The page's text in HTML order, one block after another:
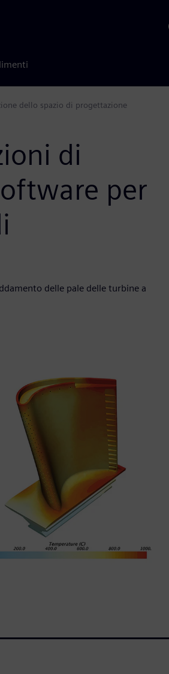
dello spazio di progettazione
di
per
delle pale delle turbine a